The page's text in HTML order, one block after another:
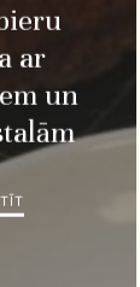
ar
un